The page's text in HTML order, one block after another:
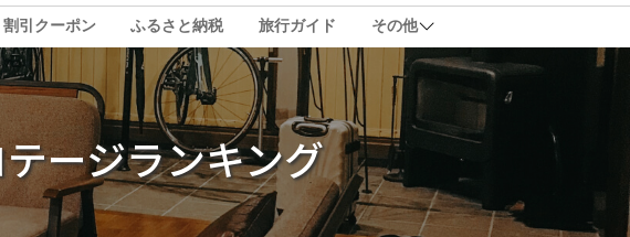
割引クーポン ふるさと納税 旅行ガイド その他
ージランキング